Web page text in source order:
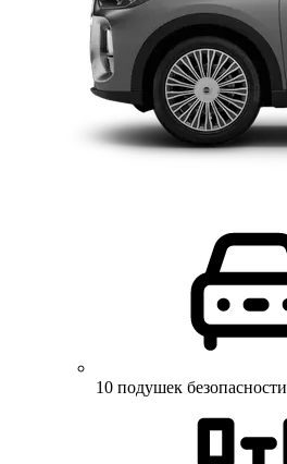
10 подушек безопасности